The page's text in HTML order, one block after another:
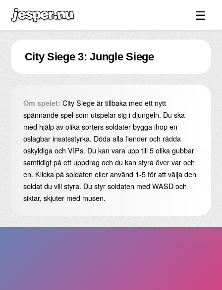
☰
Spel ↓
Bilder ↓
Forum ↓
Videos
Blandat ↓
Om sidan ↓
City Siege 3: Jungle Siege
Om spelet: City Siege är tillbaka med ett nytt
spännande spel som utspelar sig i djungeln. Du ska
med hjälp av olika sorters soldater bygga ihop en
oslagbar insatsstyrka. Döda alla fiender och rädda
oskyldiga och VIPs. Du kan vara upp till 5 olika gubbar
samtidigt på ett uppdrag och du kan styra över var och
en. Klicka på soldaten eller använd 1-5 för att välja den
soldat du vill styra. Du styr soldaten med WASD och
siktar, skjuter med musen.